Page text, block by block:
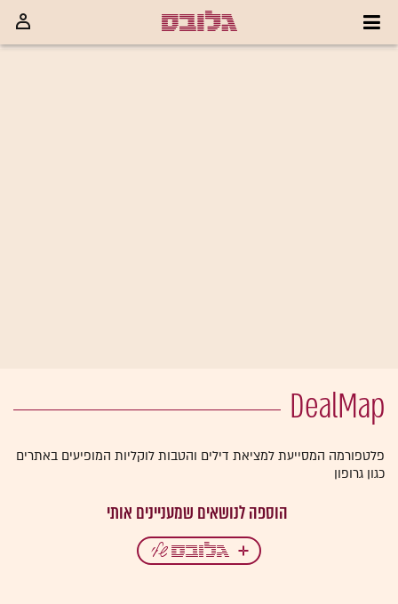
DealMap
פלטפורמה המסייעת למציאת דילים והטבות לוקליות המופיעים באתרים
כגון גרופון